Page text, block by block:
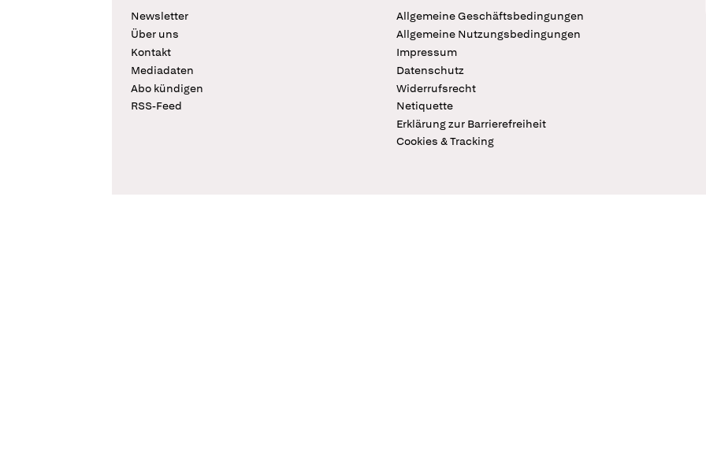
Newsletter
Über uns
Kontakt
Mediadaten
Abo kündigen
RSS-Feed
Allgemeine Geschäftsbedingungen
Allgemeine Nutzungsbedingungen
Impressum
Datenschutz
Widerrufsrecht
Netiquette
Erklärung zur Barrierefreiheit
Cookies & Tracking